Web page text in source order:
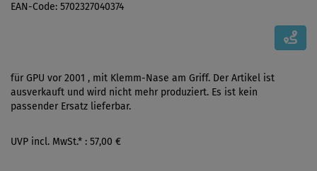
EAN-Code: 5702327040374
für GPU vor 2001 , mit Klemm-Nase am Griff. Der Artikel ist
ausverkauft und wird nicht mehr produziert. Es ist kein
passender Ersatz lieferbar.
UVP incl. MwSt.* : 57,00 €